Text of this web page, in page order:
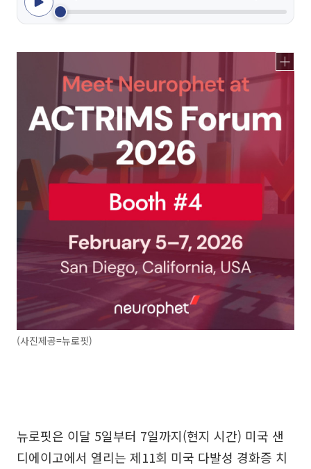
(사진제공=뉴로핏)
뉴로핏은 이달 5일부터 7일까지(현지 시간) 미국 샌
디에이고에서 열리는 제11회 미국 다발성 경화증 치